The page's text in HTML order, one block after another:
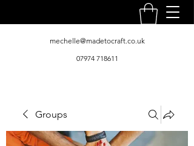
mechelle@madetocraft.co.uk
07974 718611
Groups